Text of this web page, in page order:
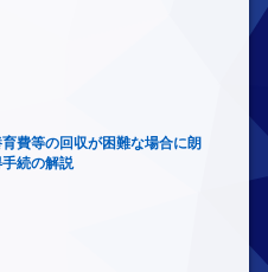
費等の回収が困難な場合に朗
続の解説